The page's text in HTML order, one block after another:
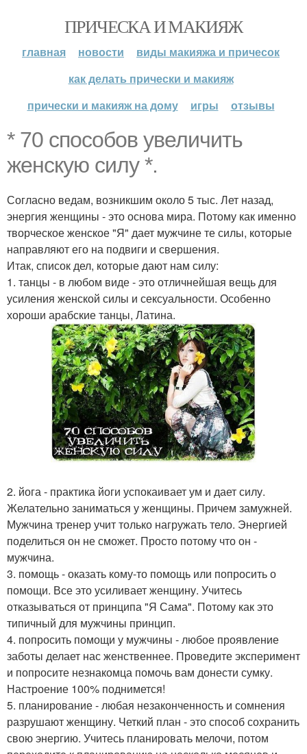
ПРИЧЕСКА И МАКИЯЖ
главная новости
виды макияжа и причесок
как делать прически и макияж
прически и макияж на дому
игры отзывы
* 70 способов увеличить
женскую силу *.
Согласно ведам, возникшим около 5 тыс. Лет назад,
энергия женщины - это основа мира. Потому как именно
творческое женское "Я" дает мужчине те силы, которые
направляют его на подвиги и свершения.
Итак, список дел, которые дают нам силу:
1. танцы - в любом виде - это отличнейшая вещь для
усиления женской силы и сексуальности. Особенно
хороши арабские танцы, Латина.
2. йога - практика йоги успокаивает ум и дает силу.
Желательно заниматься у женщины. Причем замужней.
Мужчина тренер учит только нагружать тело. Энергией
поделиться он не сможет. Просто потому что он -
мужчина.
3. помощь - оказать кому-то помощь или попросить о
помощи. Все это усиливает женщину. Учитесь
отказываться от принципа "Я Сама". Потому как это
типичный для мужчины принцип.
4. попросить помощи у мужчины - любое проявление
заботы делает нас женственнее. Проведите эксперимент
и попросите незнакомца помочь вам донести сумку.
Настроение 100% поднимется!
5. планирование - любая незаконченность и сомнения
разрушают женщину. Четкий план - это способ сохранить
свою энергию. Учитесь планировать мелочи, потом